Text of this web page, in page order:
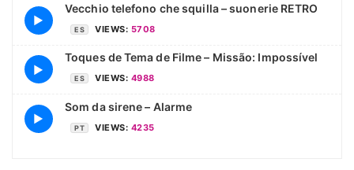
▶
Vecchio telefono che squilla – suonerie RETRO
ES VIEWS: 5708
▶
Toques de Tema de Filme – Missão: Impossível
ES VIEWS: 4988
▶
Som da sirene – Alarme
PT VIEWS: 4235